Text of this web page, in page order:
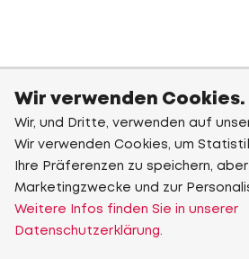
Wir verwenden Cookies.
Wir, und Dritte, verwenden auf
Wir verwenden Cookies, um
Ihre Präferenzen zu speichern,
Marketingzwecke und zur
Weitere Infos finden Sie in unserer
Datenschutzerklärung.